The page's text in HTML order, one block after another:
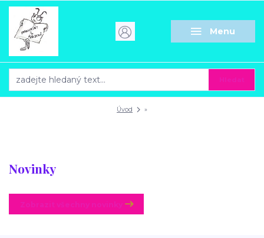
Menu
Úvod »
Novinky